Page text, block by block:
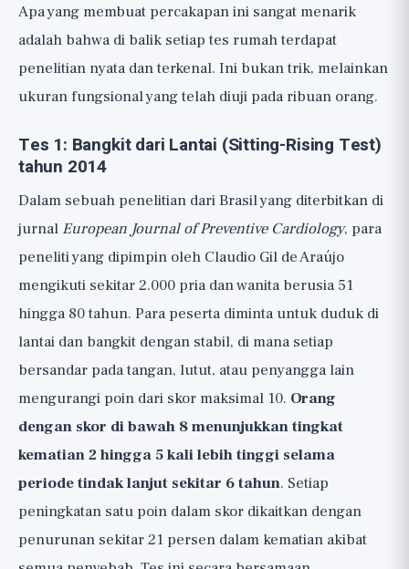
Apa yang membuat percakapan ini sangat menarik
adalah bahwa di balik setiap tes rumah terdapat
penelitian nyata dan terkenal. Ini bukan trik, melainkan
ukuran fungsional yang telah diuji pada ribuan orang.
Tes 1: Bangkit dari Lantai (Sitting-Rising Test)
tahun 2014
Dalam sebuah penelitian dari Brasil yang diterbitkan di
jurnal European Journal of Preventive Cardiology, para
peneliti yang dipimpin oleh Claudio Gil de Araújo
mengikuti sekitar 2.000 pria dan wanita berusia 51
hingga 80 tahun. Para peserta diminta untuk duduk di
lantai dan bangkit dengan stabil, di mana setiap
bersandar pada tangan, lutut, atau penyangga lain
mengurangi poin dari skor maksimal 10. Orang
dengan skor di bawah 8 menunjukkan tingkat
kematian 2 hingga 5 kali lebih tinggi selama
periode tindak lanjut sekitar 6 tahun. Setiap
peningkatan satu poin dalam skor dikaitkan dengan
penurunan sekitar 21 persen dalam kematian akibat